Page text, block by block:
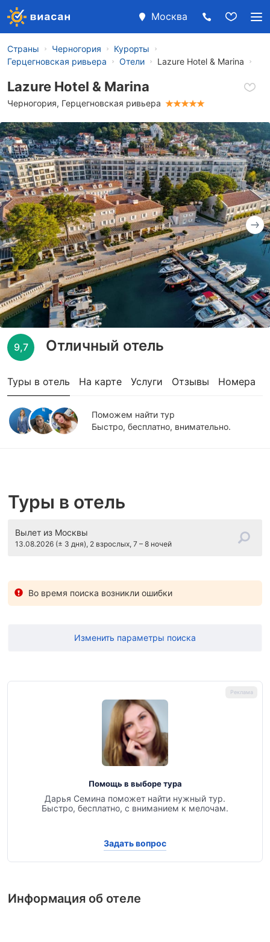
Москва
Страны Черногория
Курорты
Герцегновская ривьера
Отели Lazure Hotel & Marina
Lazure Hotel & Marina
Черногория, Герцегновская ривьера
9,7 Отличный отель
Туры в отель На карте Услуги Отзывы Номера
Поможем найти тур
Быстро, бесплатно, внимательно.
Туры в отель
Вылет из Москвы
13.08.2026 (± 3 дня), 2 взрослых, 7 – 8 ночей
Во время поиска возникли ошибки
Изменить параметры поиска
Помощь в выборе тура
Дарья Семина поможет найти нужный тур.
Быстро, бесплатно, с вниманием к мелочам.
Задать вопрос
Информация об отеле